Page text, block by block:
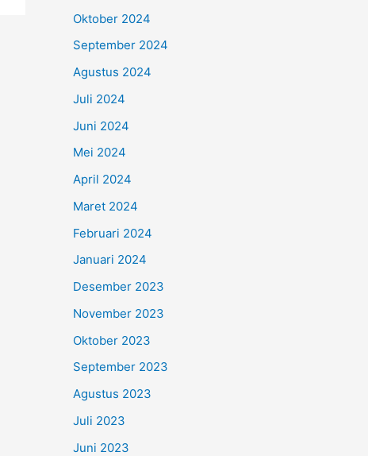
Oktober 2024
September 2024
Agustus 2024
Juli 2024
Juni 2024
Mei 2024
April 2024
Maret 2024
Februari 2024
Januari 2024
Desember 2023
November 2023
Oktober 2023
September 2023
Agustus 2023
Juli 2023
Juni 2023